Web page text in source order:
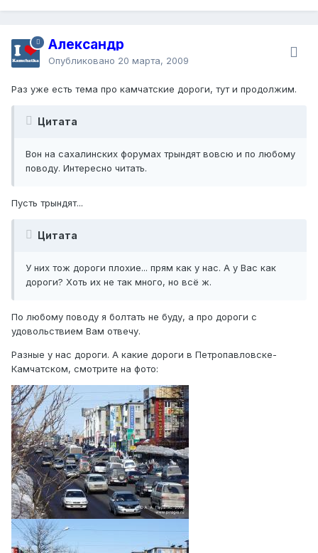
Александр
Опубликовано 20 марта, 2009
Раз уже есть тема про камчатские дороги, тут и продолжим.
Цитата
Вон на сахалинских форумах трындят вовсю и по любому
поводу. Интересно читать.
Пусть трындят...
Цитата
У них тож дороги плохие... прям как у нас. А у Вас как
дороги? Хоть их не так много, но всё ж.
По любому поводу я болтать не буду, а про дороги с
удовольствием Вам отвечу.
Разные у нас дороги. А какие дороги в Петропавловске-
Камчатском, смотрите на фото: